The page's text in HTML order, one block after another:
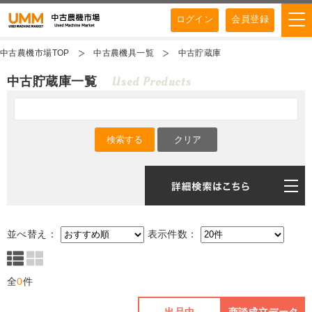
ログイン 会員登録
中古農機市場TOP 中古農機具一覧 中古貯蔵庫
中古貯蔵庫一覧 Used Products
並べ替え： 表示件数：
全0件